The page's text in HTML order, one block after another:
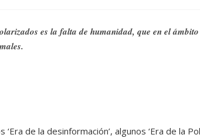
es la falta de humanidad, que en el
de la desinformación’, algunos ‘Era de la